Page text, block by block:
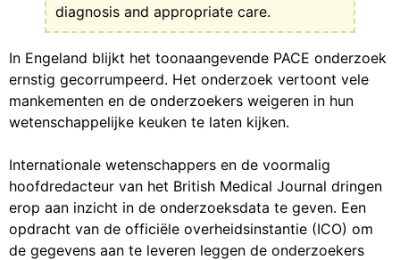
diagnosis and appropriate care.
In Engeland blijkt het toonaangevende PACE onderzoek
ernstig gecorrumpeerd. Het onderzoek vertoont vele
mankementen en de onderzoekers weigeren in hun
wetenschappelijke keuken te laten kijken.
Internationale wetenschappers en de voormalig
hoofdredacteur van het British Medical Journal dringen
erop aan inzicht in de onderzoeksdata te geven. Een
opdracht van de officiële overheidsinstantie (ICO) om
de gegevens aan te leveren leggen de onderzoekers